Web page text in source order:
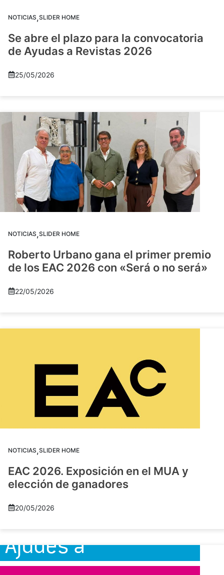
NOTICIAS,SLIDER HOME
Se abre el plazo para la convocatoria
de Ayudas a Revistas 2026
25/05/2026
NOTICIAS,SLIDER HOME
Roberto Urbano gana el primer premio
de los EAC 2026 con «Será o no será»
22/05/2026
NOTICIAS,SLIDER HOME
EAC 2026. Exposición en el MUA y
elección de ganadores
20/05/2026